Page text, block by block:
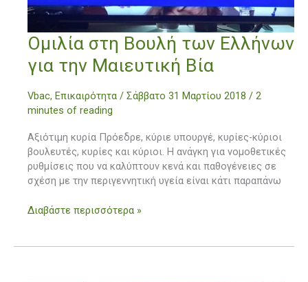
Ομιλία στη Βουλή των Ελλήνων
για την Μαιευτική Βία
Vbac, Επικαιρότητα / Σάββατο 31 Μαρτίου 2018 / 2
minutes of reading
Αξιότιμη κυρία Πρόεδρε, κύριε υπουργέ, κυρίες-κύριοι
βουλευτές, κυρίες και κύριοι. Η ανάγκη για νομοθετικές
ρυθμίσεις που να καλύπτουν κενά και παθογένειες σε
σχέση με την περιγεννητική υγεία είναι κάτι παραπάνω
Ομιλία
στη
Βουλή
Ελλήνων
για
Μαιευτική
Βία
Διαβάστε περισσότερα »